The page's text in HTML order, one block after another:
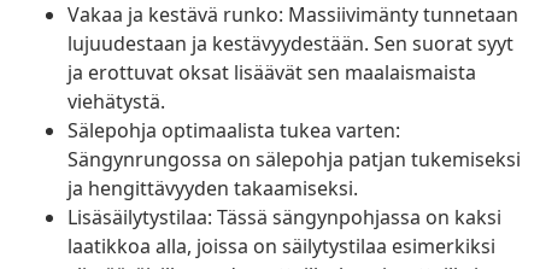
Vakaa ja kestävä runko: Massiivimänty tunnetaan
lujuudestaan ja kestävyydestään. Sen suorat syyt
ja erottuvat oksat lisäävät sen maalaismaista
viehätystä.
Sälepohja optimaalista tukea varten:
Sängynrungossa on sälepohja patjan tukemiseksi
ja hengittävyyden takaamiseksi.
Lisäsäilytystilaa: Tässä sängynpohjassa on kaksi
laatikkoa alla, joissa on säilytystilaa esimerkiksi